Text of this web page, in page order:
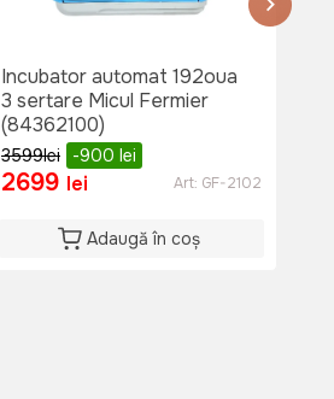
Incubator automat 192oua
3 sertare Micul Fermier
(84362100)
3599lei -900 lei
2699 lei Art: GF-2102
Adaugă în coș